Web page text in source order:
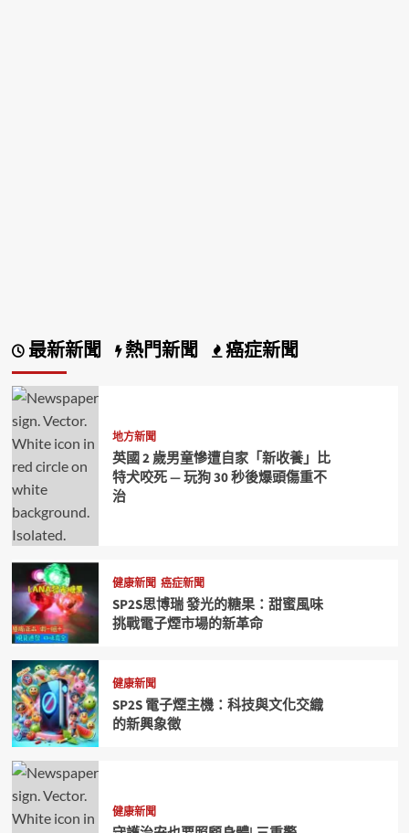
最新新聞 熱門新聞 癌症新聞
地方新聞
英國 2 歲男童慘遭自家「新收養」比
特犬咬死 — 玩狗 30 秒後爆頭傷重不
治
健康新聞 癌症新聞
SP2S思博瑞 發光的糖果：甜蜜風味
挑戰電子煙市場的新革命
健康新聞
SP2S 電子煙主機：科技與文化交織
的新興象徵
健康新聞